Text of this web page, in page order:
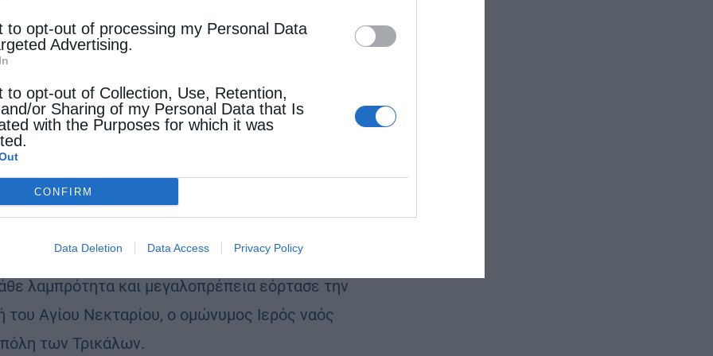
to opt-out of processing my Personal Data
Advertising.
to opt-out of Collection, Use, Retention,
or Sharing of my Personal Data that Is
with the Purposes for which it was
CONFIRM
Data Deletion Data Access Privacy Policy
αναμετάδοση Αρχιερατικού Συλλείτουργου
9.11.2021
εορτής Αγίου Νεκταρίου στον ομώνυμο Ιερό
9 Νοεμβρίου 2021
λαμπρότητα και μεγαλοπρέπεια εόρτασε την
του Αγίου Νεκταρίου, ο ομώνυμος Ιερός ναός
των Τρικάλων.